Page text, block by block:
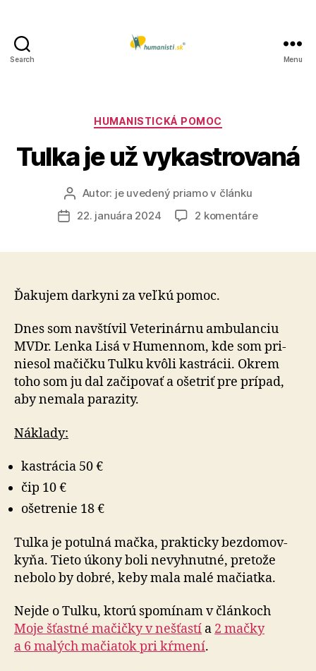
Search Menu
Kategórie
HUMANISTICKÁ POMOC
Tulka je už vykastrovaná
Autor
článku
Autor: je uvedený priamo v článku
Dátum
22. januára 2024 2 komentárena
Ďakujem darkyni za veľkú pomoc.
Dnes som navštívil Veterinárnu ambulanciu
MVDr. Lenka Lisá v Hu­men­nom, kde som pri­
nie­sol mačičku Tulku kvôli kastrácii. Okrem
toho som ju dal za­či­po­vať a ošetriť pre prí­pad,
aby nemala pa­ra­zi­ty.
Náklady:
kastrácia 50 €
čip 10 €
ošetrenie 18 €
Tulka je potulná mačka, prakticky bez­do­mov­
ky­ňa. Tieto úkony boli ne­vyhnut­né, pre­tože
nebolo by dobré, keby mala malé mačiatka.
Nejde o Tulku, ktorú spomínam v člán­koch
Moje šťastné mačičky v ne­šťastí a 2 mačky
a 6 malých mačiatok pri kŕmení.